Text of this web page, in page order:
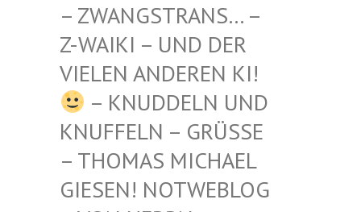
STRANS… – Z-WAIKI
– UND DER VIELEN
ANDEREN KI!
– KNUDDELN UND
KNUFFELN – GRÜSSE –
THOMAS MICHAEL G
IESEN! NOTWEBLOG –